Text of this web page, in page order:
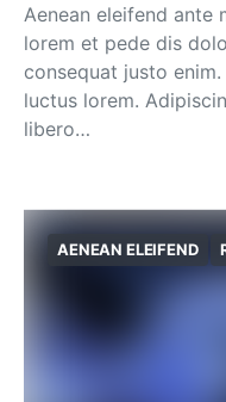
Aenean eleifend ante
lorem et pede dis
consequat justo
luctus lorem.
libero…
AENEAN ELEIFEND